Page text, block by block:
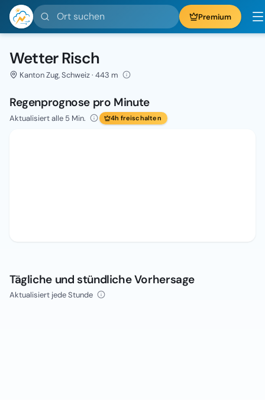
Ort suchen Premium
Wetter Risch
Kanton Zug, Schweiz · 443 m
Regenprognose pro Minute
Aktualisiert alle 5 Min. 4h freischalten
Tägliche und stündliche Vorhersage
Aktualisiert jede Stunde